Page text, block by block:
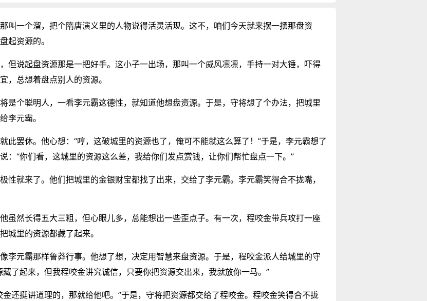
叫一个溜，把个隋唐演义里的人物说得活灵活现。这不，咱们今天就来摆一摆那盘资
起资源的。
但说起盘资源那是一把好手。这小子一出场，那叫一个威风凛凛，手持一对大锤，吓得
，总想着盘点别人的资源。
是个聪明人，一看李元霸这德性，就知道他想盘资源。于是，守将想了个办法，把城里
李元霸。
此罢休。他心想：“哼，这破城里的资源也了，俺可不能就这么算了！”于是，李元霸想了
：“你们看，这城里的资源这么差，我给你们发点赏钱，让你们帮忙盘点一下。”
性就来了。他们把城里的金银财宝都找了出来，交给了李元霸。李元霸笑得合不拢嘴，
虽然长得五大三粗，但心眼儿多，总能想出一些歪点子。有一次，程咬金带兵攻打一座
城里的资源都藏了起来。
李元霸那样鲁莽行事。他想了想，决定用智慧来盘资源。于是，程咬金派人给城里的守
了起来，但我程咬金讲究诚信，只要你把资源交出来，我就放你一马。”
还挺讲道理的，那就给他吧。”于是，守将把资源都交给了程咬金。程咬金笑得合不拢